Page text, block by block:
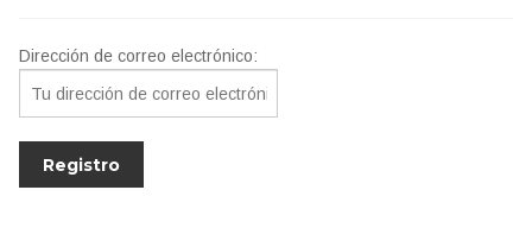
Dirección de correo electrónico: